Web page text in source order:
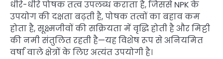
धीरे-धीरे पोषक तत्व उपलब्ध कराता है, जिससे NPK के
उपयोग की दक्षता बढ़ती है, पोषक तत्वों का बहाव कम
होता है, सूक्ष्मजीवों की सक्रियता में वृद्धि होती है और मिट्टी
की नमी संतुलित रहती है—यह विशेष रूप से अनियमित
वर्षा वाले क्षेत्रों के लिए अत्यंत उपयोगी है।